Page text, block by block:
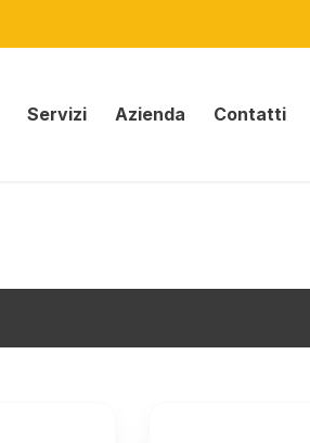
Servizi Azienda Contatti